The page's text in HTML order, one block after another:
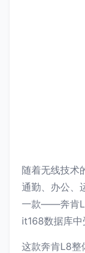
随着无线技术
通勤、办公、
一款——奔肯
it168数据库
这款奔肯L8整